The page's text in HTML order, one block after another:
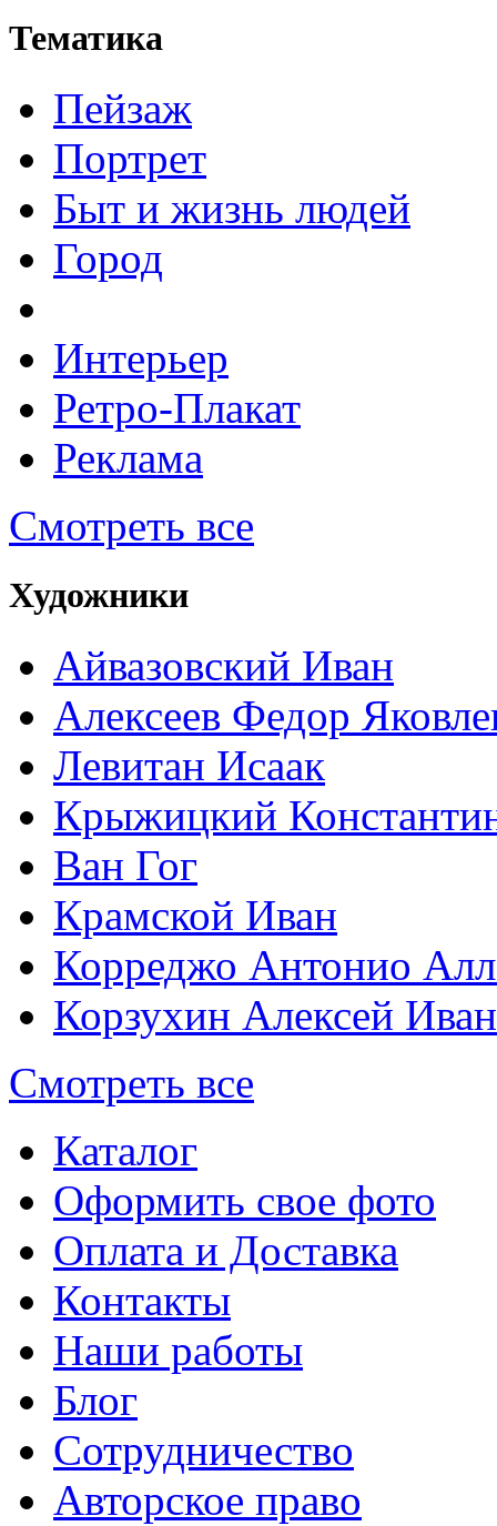
Тематика
Пейзаж
Портрет
Быт и жизнь людей
Город
Интерьер
Ретро-Плакат
Реклама
Смотреть все
Художники
Айвазовский Иван
Алексеев Федор
Левитан Исаак
Крыжицкий
Ван Гог
Крамской Иван
Корреджо Антонио
Корзухин Алексей
Смотреть все
Каталог
Оформить свое фото
Оплата и Доставка
Контакты
Наши работы
Блог
Сотрудничество
Авторское право